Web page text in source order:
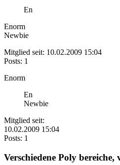
En
Enorm
Newbie
Mitglied seit: 10.02.2009 15:04
Posts: 1
Enorm
En
Newbie
Mitglied seit:
10.02.2009 15:04
Posts: 1
Verschiedene Poly bereiche,